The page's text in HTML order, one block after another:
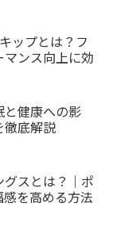
ップとは？フ
マンス向上に効
と健康への影
徹底解説
スとは？｜ポ
を高める方法